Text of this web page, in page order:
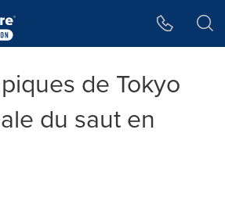
de Tokyo
du saut en